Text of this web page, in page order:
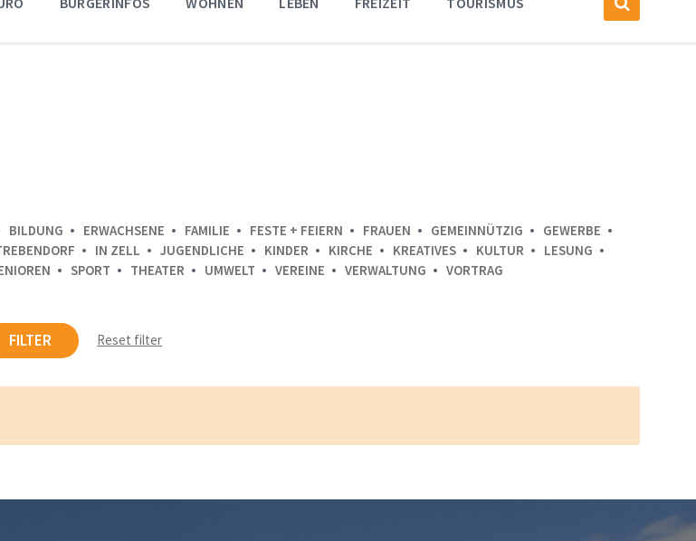
BILDUNG ERWACHSENE FAMILIE FESTE + FEIERN FRAUEN GEMEINNÜTZIG
GEWERBE
IN ZELL JUGENDLICHE KINDER KIRCHE KREATIVES KULTUR
LESUNG
SPORT THEATER UMWELT VEREINE VERWALTUNG VORTRAG
FILTER Reset filter